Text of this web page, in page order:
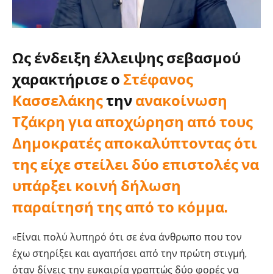
Ως ένδειξη έλλειψης σεβασμού
χαρακτήρισε ο Στέφανος
Κασσελάκηςτην ανακοίνωση
Τζάκρη για αποχώρηση από τους
Δημοκρατές αποκαλύπτοντας ότι
της είχε στείλει δύο επιστολές να
υπάρξει κοινή δήλωση
παραίτησή της από το κόμμα.
«Είναι πολύ λυπηρό ότι σε ένα άνθρωπο που τον
έχω στηρίξει και αγαπήσει από την πρώτη στιγμή,
όταν δίνεις την ευκαιρία γραπτώς δύο φορές να